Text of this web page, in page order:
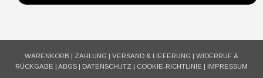
WARENKORB | ZAHLUNG | VERSAND & LIEFERUNG | WIDERRUF &
RÜCKGABE | ABGS | DATENSCHUTZ | COOKIE-RICHTLINIE | IMPRESSUM